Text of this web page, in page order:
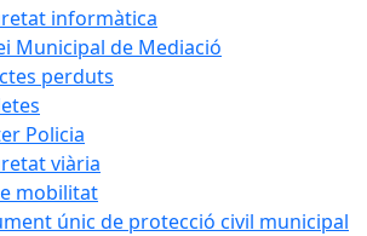
informàtica
Municipal de Mediació
perduts
Policia
viària
mobilitat
únic de protecció civil municipal